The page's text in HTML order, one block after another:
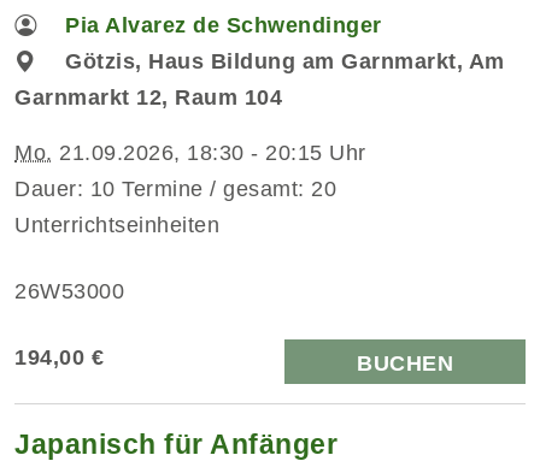
Pia Alvarez de Schwendinger
Götzis, Haus Bildung am Garnmarkt, Am
Garnmarkt 12, Raum 104
Mo. 21.09.2026, 18:30 - 20:15 Uhr
Dauer: 10 Termine / gesamt: 20
Unterrichtseinheiten
26W53000
194,00 € BUCHEN
Japanisch für Anfänger